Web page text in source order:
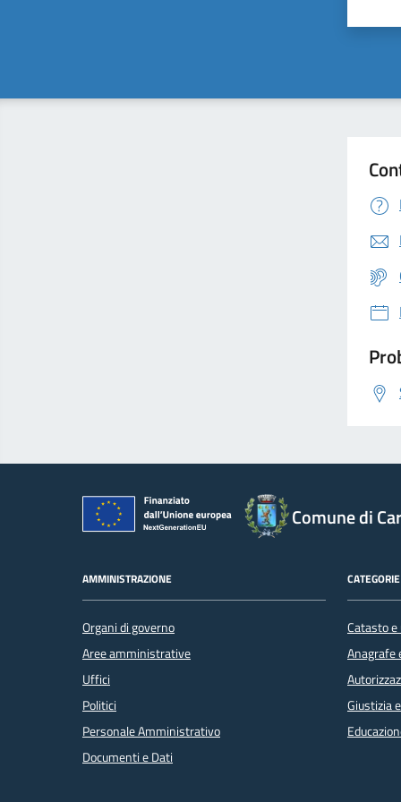
Comune di
AMMINISTRAZIONE
Organi di governo
Aree amministrative
Uffici
Politici
Personale Amministrativo
Documenti e Dati
Catasto
Anagrafe
Giustizia